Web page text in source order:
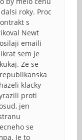
roky. Proc
s
Newt
emaili
sem je
Ze se
klacky
proti
jen
se
Je to